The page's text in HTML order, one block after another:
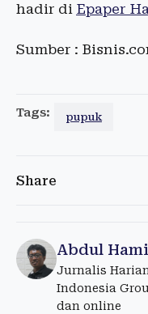
hadir di Epaper
Sumber :
Tags: pupuk
Share
Abdul
Jurnalis
Indonesia
dan online